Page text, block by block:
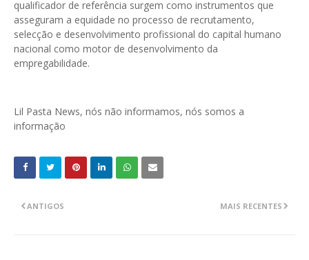
qualificador de referência surgem como instrumentos que
asseguram a equidade no processo de recrutamento,
selecção e desenvolvimento profissional do capital humano
nacional como motor de desenvolvimento da
empregabilidade.
Lil Pasta News, nós não informamos, nós somos a
informação
MAIS RECENTES
ANTIGOS